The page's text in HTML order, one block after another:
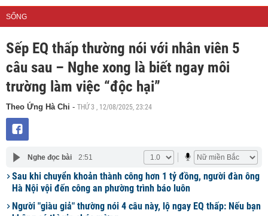
SỐNG
Sếp EQ thấp thường nói với nhân viên 5
câu sau – Nghe xong là biết ngay môi
trường làm việc “độc hại”
Theo Ứng Hà Chi - THỨ 3 , 12/08/2025, 23:24
Nghe đọc bài 2:51
Sau khi chuyển khoản thành công hơn 1 tỷ đồng, người đàn ông
Hà Nội vội đến công an phường trình báo luôn
Người "giàu giả" thường nói 4 câu này, lộ ngay EQ thấp: Nếu bạn